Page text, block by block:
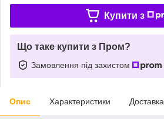
Купити з
Що таке купити з Пром?
Замовлення під захистом
Опис Характеристики Доставка